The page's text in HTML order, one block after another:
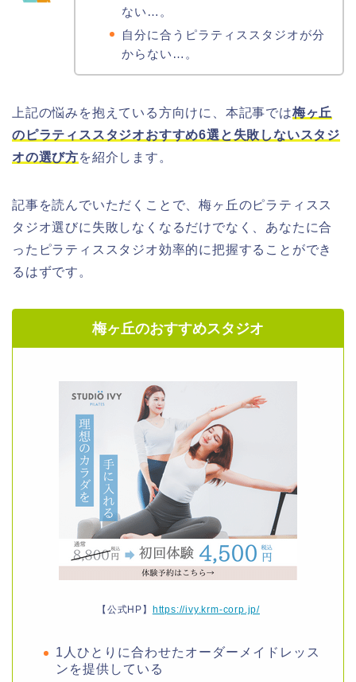
ない…。
自分に合うピラティススタジオが分
からない…。
上記の悩みを抱えている方向けに、本記事では梅ヶ丘
のピラティススタジオおすすめ6選と失敗しないスタジ
オの選び方を紹介します。
記事を読んでいただくことで、梅ヶ丘のピラティスス
タジオ選びに失敗しなくなるだけでなく、あなたに合
ったピラティススタジオ効率的に把握することができ
るはずです。
梅ヶ丘のおすすめスタジオ
【公式HP】 https://ivy.krm-corp.jp/
1人ひとりに合わせたオーダーメイドレッス
ンを提供している